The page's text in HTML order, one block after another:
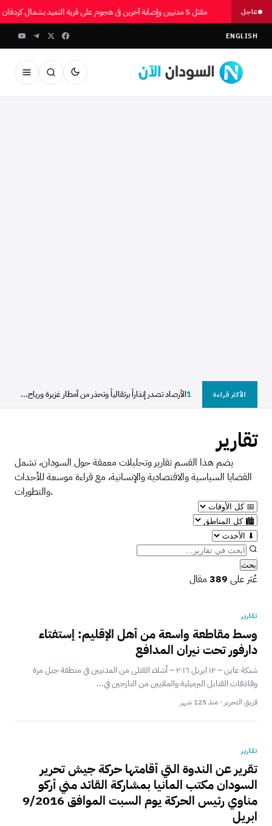
عاجل مقتل 5 مدنيين وإصابة آخرين في هجوم على قرية التميد بشمال كردفان
ENGLISH
الأكثر قراءة 1الأرصاد تصدر إنذاراً برتقالياً وتحذر من أمطار غزيرة ورياح...
تقارير
يضم هذا القسم تقارير وتحليلات معمقة حول السودان، تشمل
القضايا السياسية والاقتصادية والإنسانية، مع قراءة موسعة للأحداث
والتطورات.
بحث
عُثر على 389 مقال
تقارير
وسط مقاطعة واسعة من أهل الإقليم: إستفتاء
دارفور تحت نيران المدافع
شبكة عاين – ١٢ ابريل ٢٠١٦ – أشلاء القتلى من المدنيين في منطقة جبل مرة
وقاذفات القنابل البرميلية والملايين من النازحين في...
فريق التحرير · منذ 125 شهر
تقارير
تقرير عن الندوة التي أقامتها حركة جيش تحرير
السودان مكتب المانيا بمشاركة القائد مني أركو
مناوي رئيس الحركة يوم السبت الموافق 9/2016
ابريل